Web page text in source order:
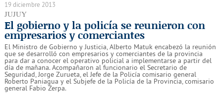
19 diciembre 2013
JUJUY
El gobierno y la policía se reunieron con
empresarios y comerciantes
El Ministro de Gobierno y Justicia, Alberto Matuk encabezó la reunión
que se desarrolló con empresarios y comerciantes de la provincia
para dar a conocer el operativo policial a implementarse a partir del
día de mañana. Acompañaron al funcionario el Secretario de
Seguridad, Jorge Zurueta, el Jefe de la Policía comisario general
Roberto Paniagua y el Subjefe de la Policía de la Provincia, comisario
general Fabio Zerpa.